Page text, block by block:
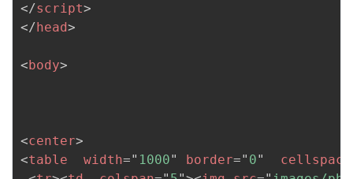
</script>
</ head>
< body>
<center>
<table width=" 1000" border=" 0"